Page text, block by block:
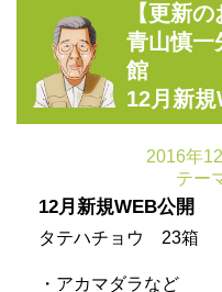
【更新の
青山慎一
館
12月新規
2016年
テー
12月新規WEB公開
タテハチョウ 23箱
・アカマダラな